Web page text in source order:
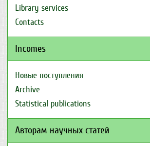
Library services
Contacts
Incomes
Новые поступления
Archive
Statistical publications
Авторам научных статей